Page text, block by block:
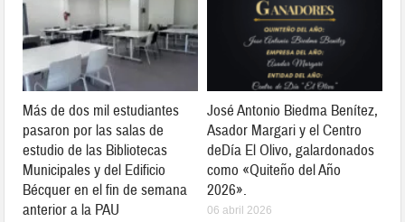
Más de dos mil estudiantes
pasaron por las salas de
estudio de las Bibliotecas
Municipales y del Edificio
Bécquer en el fin de semana
anterior a la PAU
José Antonio Biedma Benítez,
Asador Margari y el Centro
deDía El Olivo, galardonados
como «Quiteño del Año
2026».
06 abril 2026